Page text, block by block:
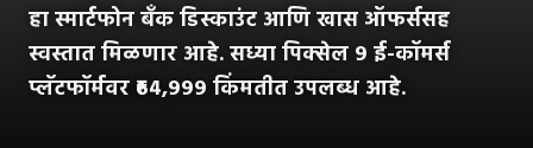
हा स्मार्टफोन बँक डिस्काउंट आणि खास ऑफर्ससह
स्वस्तात मिळणार आहे. सध्या पिक्सेल ९ ई-कॉमर्स
प्लॅटफॉर्मवर ₹६४,९९९ किंमतीत उपलब्ध आहे.